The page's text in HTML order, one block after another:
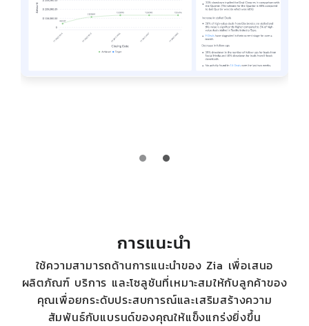
การแนะนำ
ใช้ความสามารถด้านการแนะนำของ Zia เพื่อเสนอ
ผลิตภัณฑ์ บริการ และโซลูชันที่เหมาะสมให้กับลูกค้าของ
คุณเพื่อยกระดับประสบการณ์และเสริมสร้างความ
สัมพันธ์กับแบรนด์ของคุณให้แข็งแกร่งยิ่งขึ้น